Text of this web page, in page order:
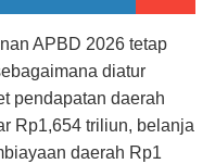
APBD 2026 tetap
diatur
pendapatan daerah
Rp1,654 triliun, belanja
daerah Rp1